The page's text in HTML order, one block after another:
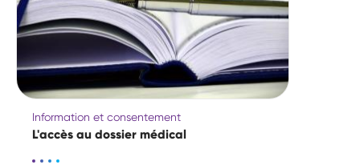
Information et consentement
L'accès au dossier médical